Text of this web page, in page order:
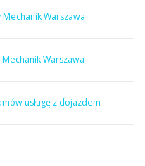
Warszawa
Warszawa
usługę z dojazdem